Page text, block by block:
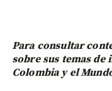
Para consultar
sobre sus temas
Colombia y el